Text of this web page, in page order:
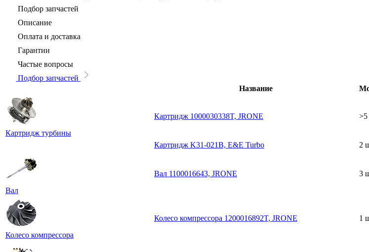
Подбор запчастей
Описание
Оплата и доставка
Гарантии
Частые вопросы
Подбор запчастей
Название
Картридж турбины
Картридж 1000030338T, JRONE >5
Картридж K31-021B, E&E Turbo 2
Вал
Вал 1100016643, JRONE 3
Колесо компрессора
Колесо компрессора 1200016892T, JRONE 1